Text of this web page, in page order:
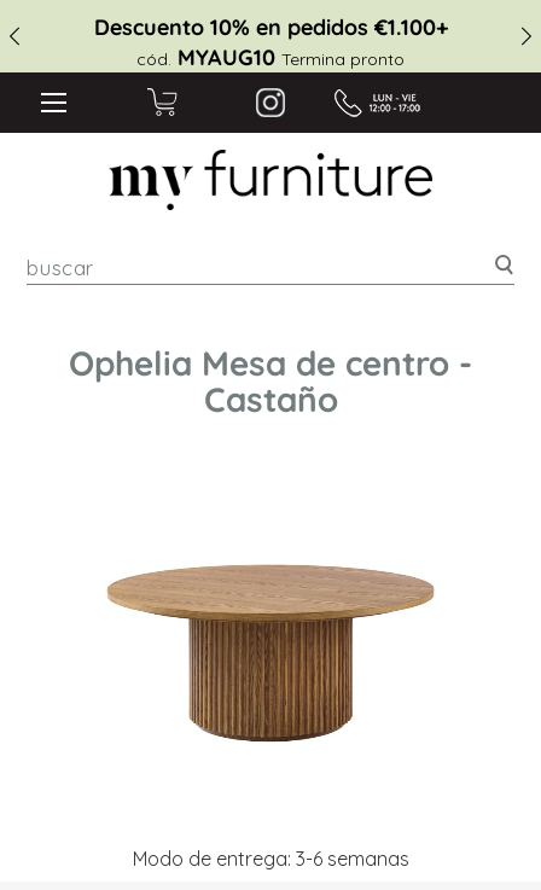
Descuento 10% en pedidos €1.100+
cód. MYAUG10 Termina pronto
Ophelia Mesa de centro -
Castaño
Modo de entrega: 3-6 semanas